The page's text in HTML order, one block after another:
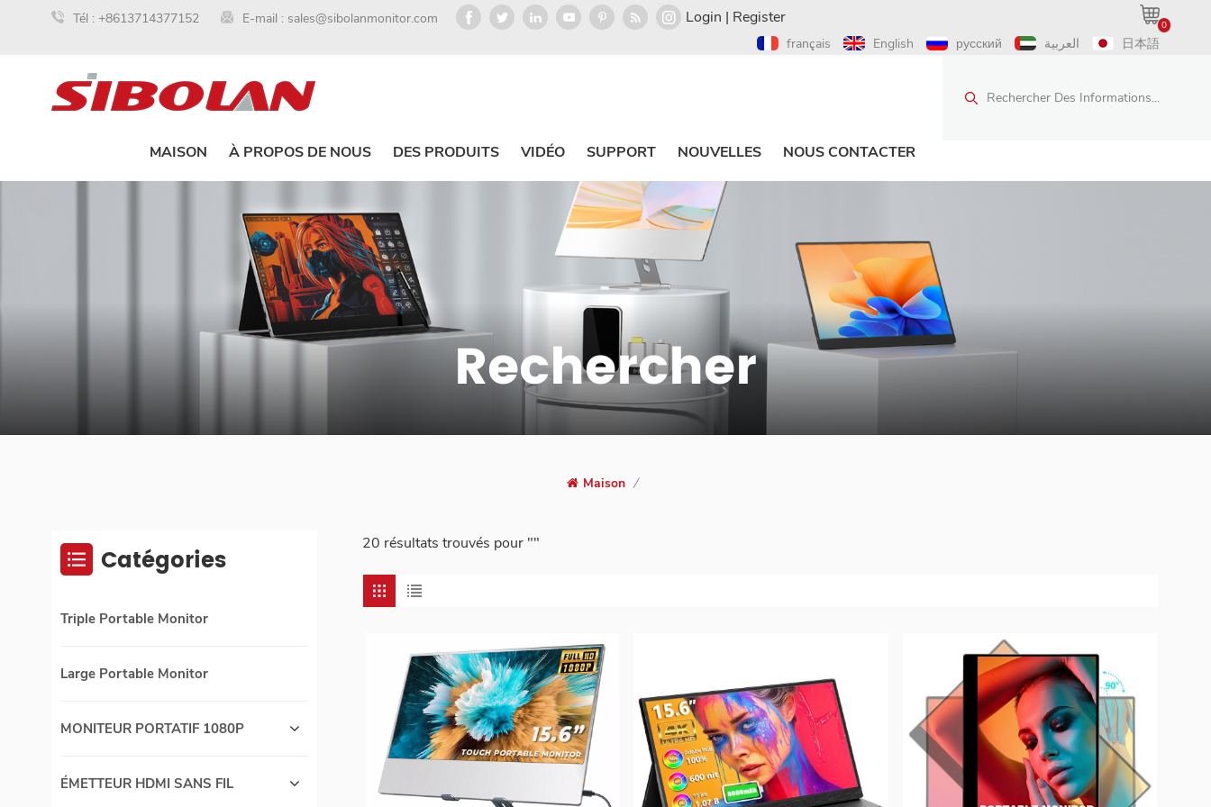
Tél : +8613714377152 E-mail : sales@sibolanmonitor.com 0
Login | Register
français English русский العربية 日本語
Rechercher Des Informations...
MAISON À PROPOS DE NOUS DES PRODUITS VIDÉO SUPPORT NOUVELLES NOUS CONTACTER
Rechercher
Maison /
20 résultats trouvés pour ""
Catégories
Triple Portable Monitor
Large Portable Monitor
MONITEUR PORTATIF 1080P
ÉMETTEUR HDMI SANS FIL